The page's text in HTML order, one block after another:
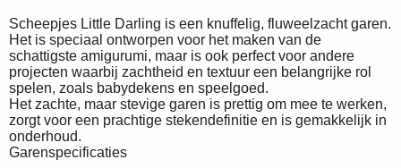
Scheepjes Little Darling is een knuffelig, fluweelzacht garen.
Het is speciaal ontworpen voor het maken van de
schattigste amigurumi, maar is ook perfect voor andere
projecten waarbij zachtheid en textuur een belangrijke rol
spelen, zoals babydekens en speelgoed.
Het zachte, maar stevige garen is prettig om mee te werken,
zorgt voor een prachtige stekendefinitie en is gemakkelijk in
onderhoud.
Garenspecificaties